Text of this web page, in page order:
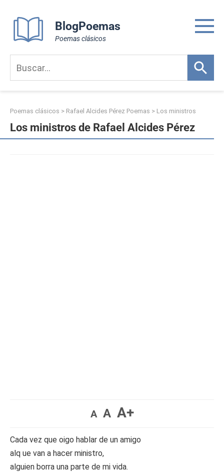
content
BlogPoemas
Poemas clásicos
Poemas clásicos > Rafael Alcides Pérez Poemas > Los ministros
Los ministros de Rafael Alcides Pérez
A A A+
Cada vez que oigo hablar de un amigo
alq ue van a hacer ministro,
alguien borra una parte de mi vida.